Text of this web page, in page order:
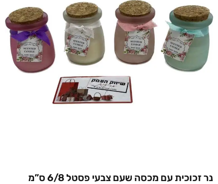
נר זכוכית עם מכסה שעם צבעי פסטל 6/8 ס”מ